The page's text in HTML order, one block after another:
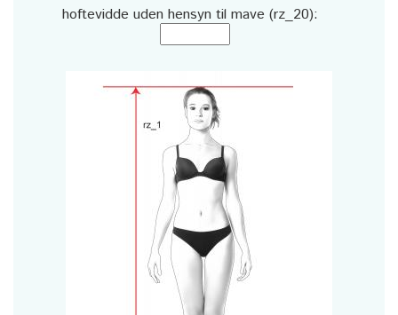
hoftevidde uden hensyn til mave (rz_20):